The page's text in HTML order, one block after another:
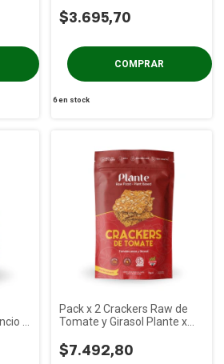
$3.695,70
6en stock
x
Pack x 2 Crackers Raw de
Tomate y Girasol Plante x
$7.492,80